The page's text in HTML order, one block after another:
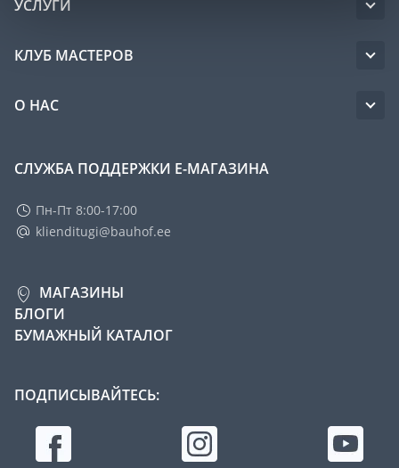
УСЛУГИ
КЛУБ МАСТЕРОВ
О НАС
СЛУЖБА ПОДДЕРЖКИ Е-МАГАЗИНА
Пн-Пт 8:00-17:00
klienditugi@bauhof.ee
МАГАЗИНЫ
БЛОГИ
БУМАЖНЫЙ КАТАЛОГ
ПОДПИСЫВАЙТЕСЬ: